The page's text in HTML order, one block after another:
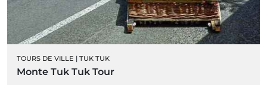
TOURS DE VILLE | TUK TUK
Monte Tuk Tuk Tour